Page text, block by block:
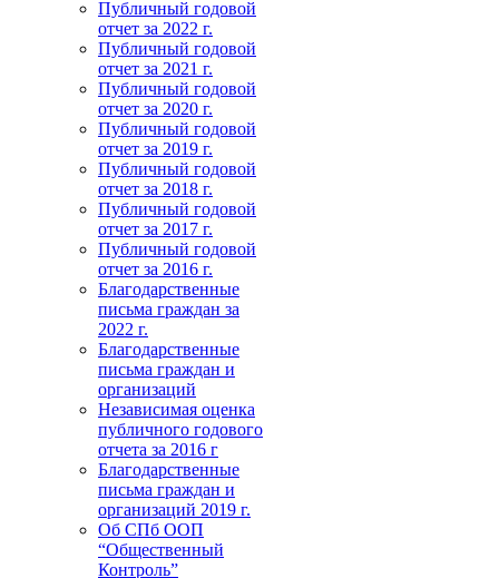
Публичный годовой
отчет за 2022 г.
Публичный годовой
отчет за 2021 г.
Публичный годовой
отчет за 2020 г.
Публичный годовой
отчет за 2019 г.
Публичный годовой
отчет за 2018 г.
Публичный годовой
отчет за 2017 г.
Публичный годовой
отчет за 2016 г.
Благодарственные
письма граждан за
2022 г.
Благодарственные
письма граждан и
организаций
Независимая оценка
публичного годового
отчета за 2016 г
Благодарственные
письма граждан и
организаций 2019 г.
Об СПб ООП
“Общественный
Контроль”